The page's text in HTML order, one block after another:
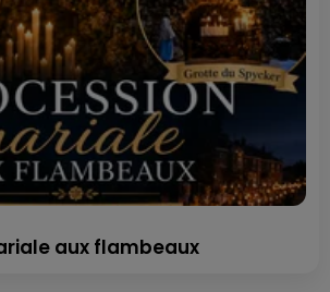
aux flambeaux